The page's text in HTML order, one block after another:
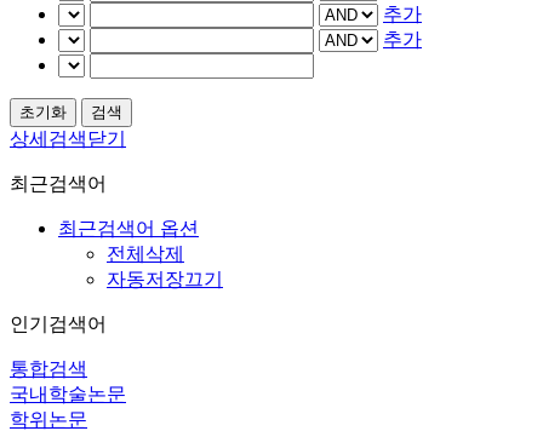
추가
추가
상세검색닫기
최근검색어
최근검색어 옵션
전체삭제
자동저장끄기
인기검색어
통합검색
국내학술논문
학위논문